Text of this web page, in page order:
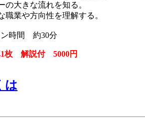
の大きな流れを知る。
職業や方向性を理解する。
時間 約30分
1枚 解説付 5000円
は